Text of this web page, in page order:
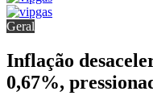
Geral
Inflação
0,67%,